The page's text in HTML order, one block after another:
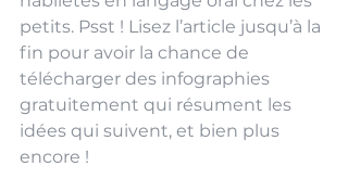
petits. Psst ! Lisez l’article jusqu’à la
fin pour avoir la chance de
télécharger des infographies
gratuitement qui résument les
idées qui suivent, et bien plus
encore !